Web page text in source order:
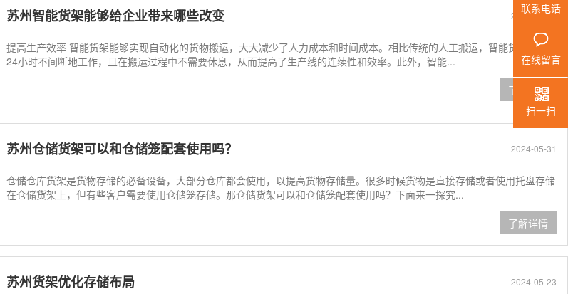
2024-06-07
苏州智能货架能够给企业带来哪些改变
提高生产效率 智能货架能够实现自动化的货物搬运，大大减少了人力成本和时间成本。相比传统的人工搬运，智能货架能够
24小时不间断地工作，且在搬运过程中不需要休息，从而提高了生产线的连续性和效率。此外，智能...
了解详情
2024-05-31
苏州仓储货架可以和仓储笼配套使用吗？
仓储仓库货架是货物存储的必备设备，大部分仓库都会使用，以提高货物存储量。很多时候货物是直接存储或者使用托盘存储
在仓储货架上，但有些客户需要使用仓储笼存储。那仓储货架可以和仓储笼配套使用吗？下面来一探究...
了解详情
2024-05-23
苏州货架优化存储布局
联系电话
在线留言
扫一扫